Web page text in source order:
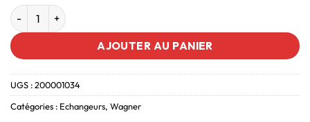
AJOUTER AU PANIER
UGS :200001034
Catégories : Echangeurs, Wagner